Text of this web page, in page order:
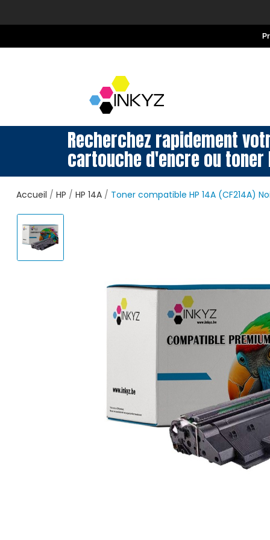
Recherchez rapidement
cartouche d'encre ou toner
Accueil HP HP 14A Toner compatible HP 14A (CF214A)